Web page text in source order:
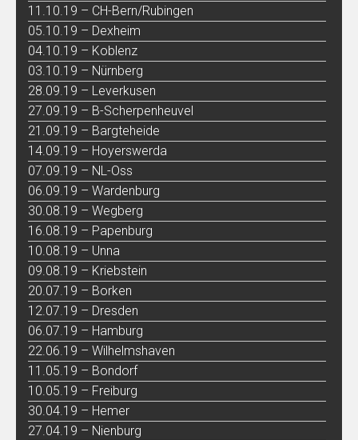
11.10.19 – CH-Bern/Rubingen
05.10.19 – Dexheim
04.10.19 – Koblenz
03.10.19 – Nürnberg
28.09.19 – Leverkusen
27.09.19 – B-Scherpenheuvel
21.09.19 – Bargteheide
14.09.19 – Hoyerswerda
07.09.19 – NL-Oss
06.09.19 – Wardenburg
30.08.19 – Wegberg
16.08.19 – Papenburg
10.08.19 – Unna
09.08.19 – Kriebstein
20.07.19 – Borken
12.07.19 – Dresden
06.07.19 – Hamburg
22.06.19 – Wilhelmshaven
11.05.19 – Bondorf
10.05.19 – Freiburg
30.04.19 – Hemer
27.04.19 – Nienburg